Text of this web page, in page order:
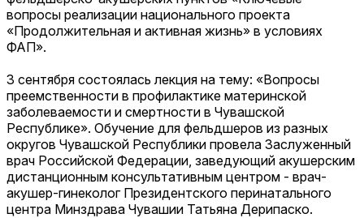
вопросы реализации национального проекта
«Продолжительная и активная жизнь» в условиях
ФАП».
3 сентября состоялась лекция на тему: «Вопросы
преемственности в профилактике материнской
заболеваемости и смертности в Чувашской
Республике». Обучение для фельдшеров из разных
округов Чувашской Республики провела Заслуженный
врач Российской Федерации, заведующий акушерским
дистанционным консультативным центром - врач-
акушер-гинеколог Президентского перинатального
центра Минздрава Чувашии Татьяна Дерипаско.